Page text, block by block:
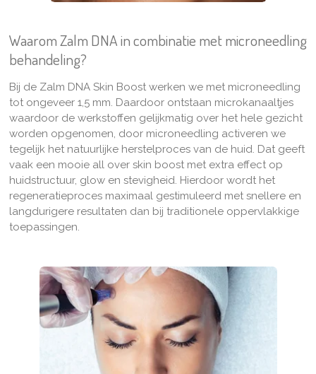
Waarom Zalm DNA in combinatie met microneedling
behandeling?
Bij de Zalm DNA Skin Boost werken we met microneedling
tot ongeveer 1,5 mm. Daardoor ontstaan microkanaaltjes
waardoor de werkstoffen gelijkmatig over het hele gezicht
worden opgenomen, door microneedling activeren we
tegelijk het natuurlijke herstelproces van de huid. Dat geeft
vaak een mooie all over skin boost met extra effect op
huidstructuur, glow en stevigheid. Hierdoor wordt het
regeneratieproces maximaal gestimuleerd met snellere en
langdurigere resultaten dan bij traditioneleoppervlakkige
toepassingen.